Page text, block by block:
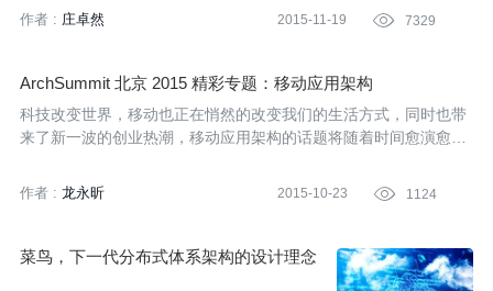
BILE INFRASTRUCTURE AT "CHINA SCALE"》，揭秘手机淘宝
这个超级App的技术架构演进，向世界的技术同行分享中国互联网
作者 : 庄卓然 2015-11-19  7329
ArchSummit 北京 2015 精彩专题：移动应用架构
科技改变世界，移动也正在悄然的改变我们的生活方式，同时也带
来了新一波的创业热潮，移动应用架构的话题将随着时间愈演愈
选型和制定策略。精彩内容，ArchSummit倾情奉献。
作者 : 龙永昕 2015-10-23  1124
菜鸟，下一代分布式体系架构的设计理念